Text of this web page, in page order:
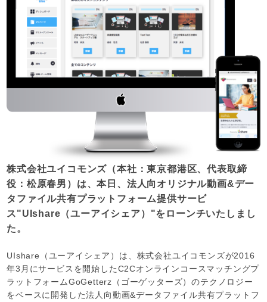
株式会社ユイコモンズ（本社：東京都港区、代表取締
役：松原春男）は、本日、法人向オリジナル動画&デー
タファイル共有プラットフォーム提供サービ
ス"UIshare（ユーアイシェア）"をローンチいたしまし
た。
UIshare（ユーアイシェア）は、株式会社ユイコモンズが2016
年3月にサービスを開始したC2Cオンラインコースマッチングプ
ラットフォームGoGetterz（ゴーゲッターズ）のテクノロジー
をベースに開発した法人向動画&データファイル共有プラットフ